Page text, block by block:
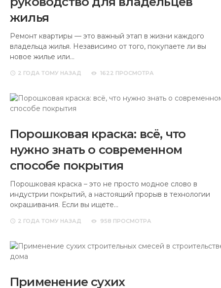
жилья
Ремонт квартиры — это важный этап в жизни каждого
владельца жилья. Независимо от того, покупаете ли вы
новое жилье или…
2 ГОДА ТОМУ НАЗАД 1622 ПРОСМОТРА
Порошковая краска: всё, что
нужно знать о современном
способе покрытия
Порошковая краска – это не просто модное слово в
индустрии покрытий, а настоящий прорыв в технологии
окрашивания. Если вы ищете…
2 ГОДА ТОМУ НАЗАД 958 ПРОСМОТРА
Применение сухих